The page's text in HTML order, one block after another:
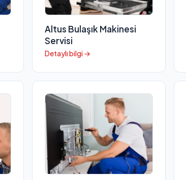
Altus Bulaşık Makinesi
Servisi
Detaylı bilgi →